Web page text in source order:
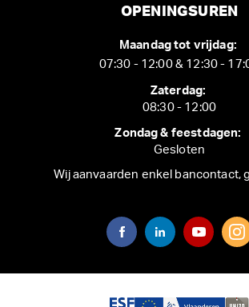
OPENINGSUREN
Maandag tot vrijdag:
07:30 - 12:00 & 12:30 -
Zaterdag:
08:30 - 12:00
Zondag & feestdagen:
Gesloten
Wij aanvaarden enkel bancontact,